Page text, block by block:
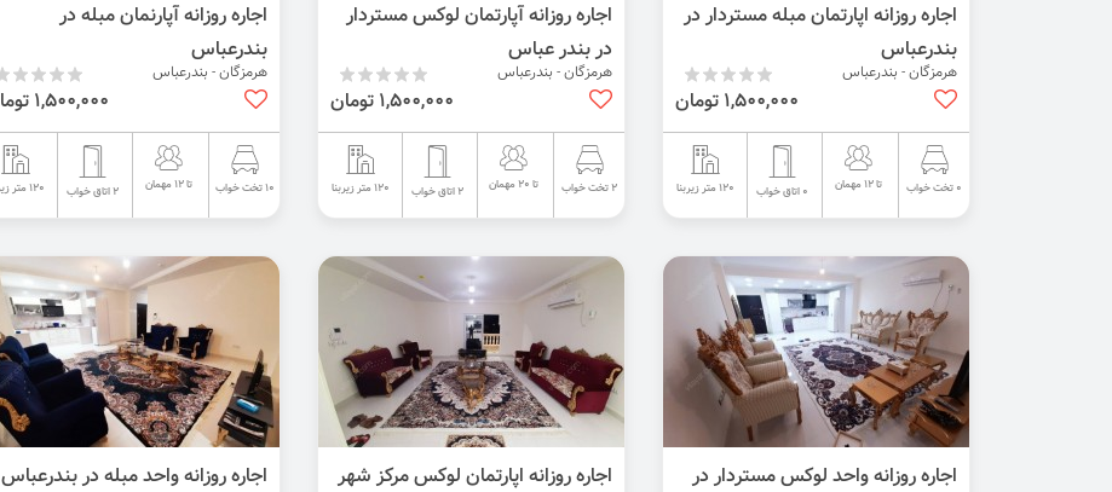
اجاره روزانه اپارتمان مبله مستردار در
بندرعباس
هرمزگان - بندرعباس
1,500,000 تومان
0 تخت خواب تا 12 مهمان 0 اتاق خواب 120 متر زیربنا
اجاره روزانه آپارتمان لوکس مستردار
در بندر عباس
هرمزگان - بندرعباس
1,500,000 تومان
2 تخت خواب تا 20 مهمان 2 اتاق خواب 120 متر زیربنا
اجاره روزانه آپارنمان مبله در
بندرعباس
هرمزگان - بندرعباس
1,500,000 تومان
10 تخت خواب تا 12 مهمان 2 اتاق خواب 120 متر زیربنا
اجاره روزانه واحد لوکس مستردار در
اجاره روزانه اپارتمان لوکس مرکز شهر
اجاره روزانه واحد مبله در بندرعباس